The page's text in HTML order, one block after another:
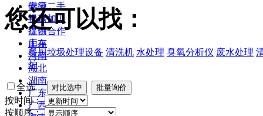
安徽
福建
江西
山东
河南
湖北
湖南
广东
广西
供应二手
提供加工
提供合作
库存
您还可以找：
餐厨垃圾处理设备 清洗机 水处理 臭氧分析仪 废水处理
炉
全选
按时间：
按顺序：